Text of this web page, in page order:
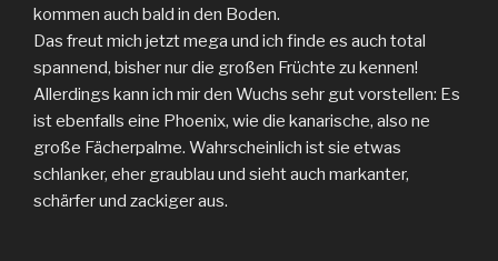
kommen auch bald in den Boden.
Das freut mich jetzt mega und ich finde es auch total
spannend, bisher nur die großen Früchte zu kennen!
Allerdings kann ich mir den Wuchs sehr gut vorstellen: Es
ist ebenfalls eine Phoenix, wie die kanarische, also ne
große Fächerpalme. Wahrscheinlich ist sie etwas
schlanker, eher graublau und sieht auch markanter,
schärfer und zackiger aus.